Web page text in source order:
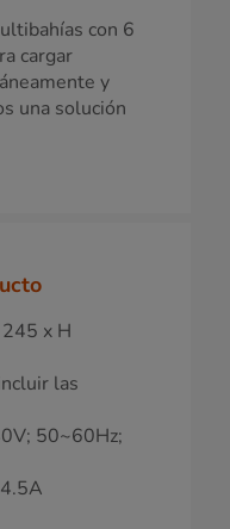
con 6
cargar
y
una solución
x H
las
50~60Hz;